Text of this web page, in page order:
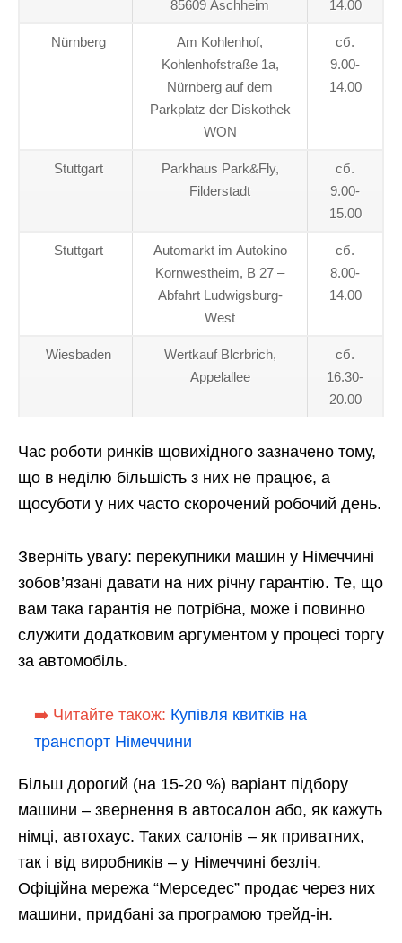
85609 Aschheim
14.00
Nürnberg
Am Kohlenhof,
Kohlenhofstraße 1a,
Nürnberg auf dem
Parkplatz der Diskothek
WON
сб.
9.00-
14.00
Stuttgart
Parkhaus Park&Fly,
Filderstadt
сб.
9.00-
15.00
Stuttgart
Automarkt im Autokino
Kornwestheim, В 27 –
Abfahrt Ludwigsburg-
West
сб.
8.00-
14.00
Wiesbaden
Wertkauf Blcrbrich,
Appelallee
сб.
16.30-
20.00
Час роботи ринків щовихідного зазначено тому,
що в неділю більшість з них не працює, а
щосуботи у них часто скорочений робочий день.
Зверніть увагу: перекупники машин у Німеччині
зобов’язані давати на них річну гарантію. Те, що
вам така гарантія не потрібна, може і повинно
служити додатковим аргументом у процесі торгу
за автомобіль.
➡️ Читайте також: Купівля квитків на
транспорт Німеччини
Більш дорогий (на 15-20 %) варіант підбору
машини – звернення в автосалон або, як кажуть
німці, автохаус. Таких салонів – як приватних,
так і від виробників – у Німеччині безліч.
Офіційна мережа “Мерседес” продає через них
машини, придбані за програмою трейд-ін.